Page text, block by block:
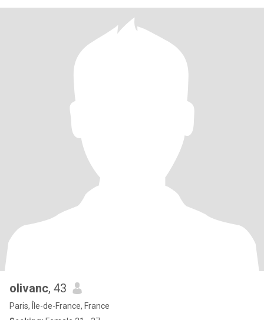
olivanc, 43
Paris, Île-de-France, France